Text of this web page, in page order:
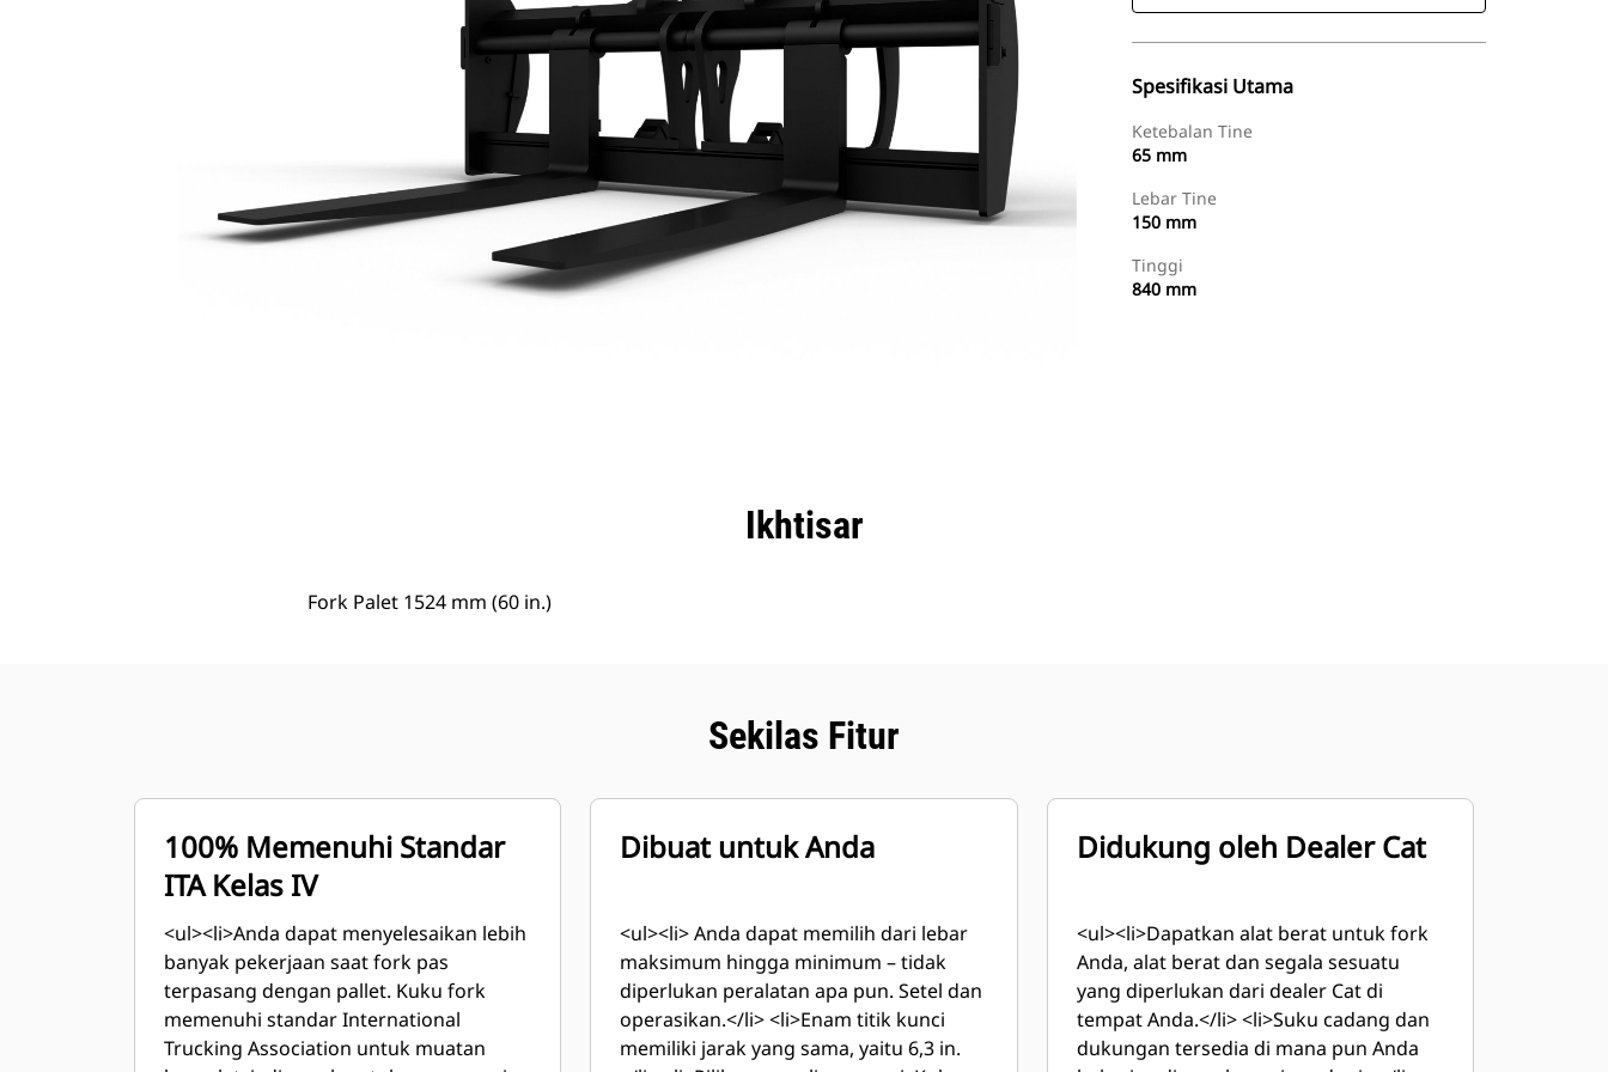
Spesifikasi Utama
Ketebalan Tine
65 mm
Lebar Tine
150 mm
Tinggi
840 mm
Ikhtisar
Fork Palet 1524 mm (60 in.)
Sekilas Fitur
100% Memenuhi Standar
ITA Kelas IV
<ul><li>Anda dapat menyelesaikan lebih
banyak pekerjaan saat fork pas
terpasang dengan pallet. Kuku fork
memenuhi standar International
Trucking Association untuk muatan
Dibuat untuk Anda
<ul><li> Anda dapat memilih dari lebar
maksimum hingga minimum – tidak
diperlukan peralatan apa pun. Setel dan
operasikan.</li> <li>Enam titik kunci
memiliki jarak yang sama, yaitu 6,3 in.
Didukung oleh Dealer Cat
<ul><li>Dapatkan alat berat untuk fork
Anda, alat berat dan segala sesuatu
yang diperlukan dari dealer Cat di
tempat Anda.</li> <li>Suku cadang dan
dukungan tersedia di mana pun Anda